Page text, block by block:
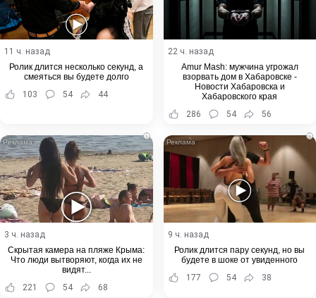
11 ч. назад
Ролик длится несколько секунд, а
смеяться вы будете долго
103
54 44
22 ч. назад
Amur Mash: мужчина угрожал
взорвать дом в Хабаровске -
Новости Хабаровска и
Хабаровского края
286
54 56
i
3 ч. назад
Скрытая камера на пляже Крыма:
Что люди вытворяют, когда их не
видят...
221
54 68
i
9 ч. назад
Ролик длится пару секунд, но вы
будете в шоке от увиденного
177
54 38